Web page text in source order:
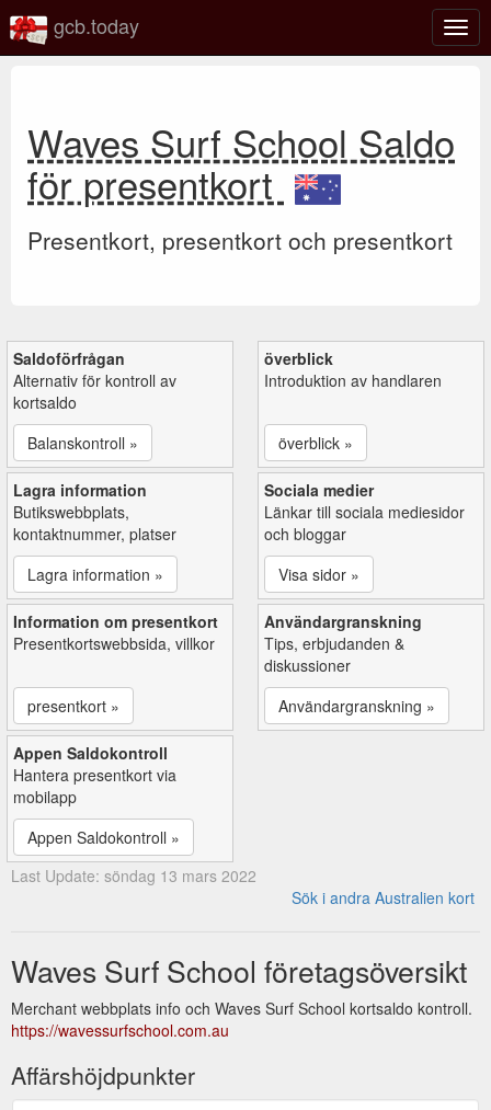
gcb.today
Waves Surf School Saldo
för presentkort
Presentkort, presentkort och presentkort
Saldoförfrågan
Alternativ för kontroll av
kortsaldo
Balanskontroll »
överblick
Introduktion av handlaren
överblick »
Lagra information
Butikswebbplats,
kontaktnummer, platser
Lagra information »
Sociala medier
Länkar till sociala mediesidor
och bloggar
Visa sidor »
Information om presentkort
Presentkortswebbsida, villkor
presentkort »
Användargranskning
Tips, erbjudanden &
diskussioner
Användargranskning »
Appen Saldokontroll
Hantera presentkort via
mobilapp
Appen Saldokontroll »
Last Update: söndag 13 mars 2022
Sök i andra Australien kort
Waves Surf School företagsöversikt
Merchant webbplats info och Waves Surf School kortsaldo kontroll.
https://wavessurfschool.com.au
Affärshöjdpunkter